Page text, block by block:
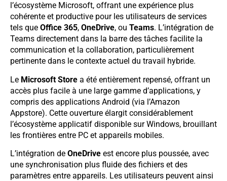
l’écosystème Microsoft, offrant une expérience plus
cohérente et productive pour les utilisateurs de services
tels que Office 365, OneDrive, ou Teams. L’intégration de
Teams directement dans la barre des tâches facilite la
communication et la collaboration, particulièrement
pertinente dans le contexte actuel du travail hybride.
Le Microsoft Store a été entièrement repensé, offrant un
accès plus facile à une large gamme d’applications, y
compris des applications Android (via l’Amazon
Appstore). Cette ouverture élargit considérablement
l’écosystème applicatif disponible sur Windows, brouillant
les frontières entre PC et appareils mobiles.
L’intégration de OneDrive est encore plus poussée, avec
une synchronisation plus fluide des fichiers et des
paramètres entre appareils. Les utilisateurs peuvent ainsi